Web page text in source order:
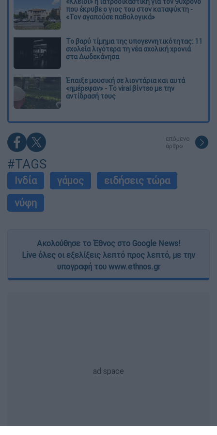
που έκρυβε ο γιος του στον καταψύκτη -
«Τον αγαπούσε παθολογικά»
Το βαρύ τίμημα της υπογεννητικότητας: 11
σχολεία λιγότερα τη νέα σχολική χρονιά
στα Δωδεκάνησα
Έπαιξε μουσική σε λιοντάρια και αυτά
«ημέρεψαν» - Το viral βίντεο με την
αντίδρασή τους
επόμενο
άρθρο
#TAGS
Ινδία γάμος
ειδήσεις τώρα
νύφη
Ακολούθησε το Έθνος στο Google News!
Live όλες οι εξελίξεις λεπτό προς λεπτό, με την
υπογραφή του www.ethnos.gr